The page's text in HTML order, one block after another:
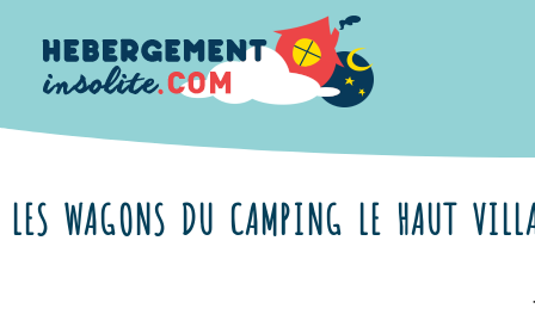
LES WAGONS DU CAMPING LE HAUT